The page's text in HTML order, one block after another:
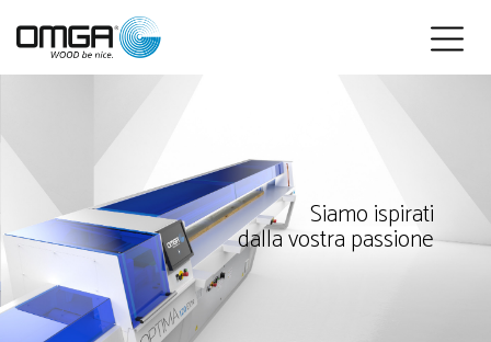
Siamo ispirati
dalla vostra passione